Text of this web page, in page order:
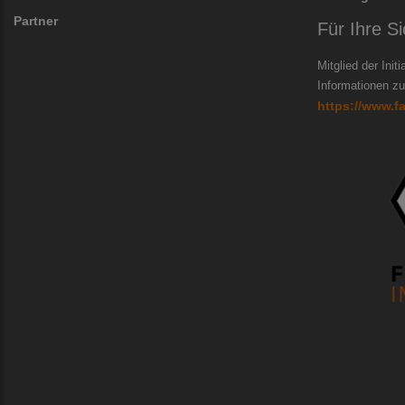
Partner Für Ihre
Mitglied der
Informationen
https://